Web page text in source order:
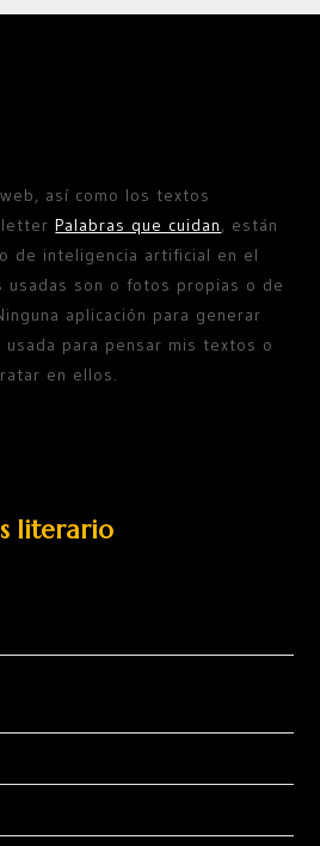
así como los textos
Palabras que cuidan, están
de inteligencia artificial en el
usadas son o fotos propias o de
aplicación para generar
para pensar mis textos o
en ellos.
literario